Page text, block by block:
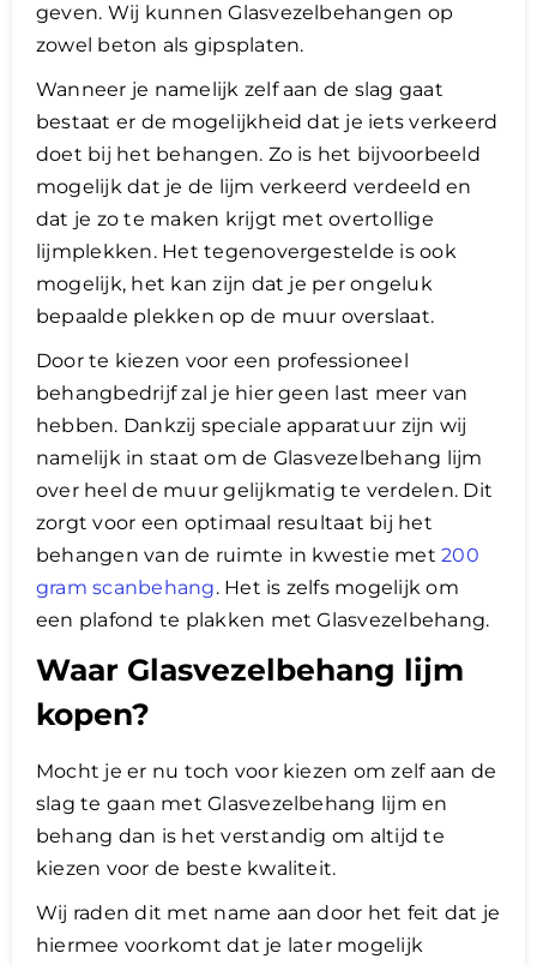
geven. Wij kunnen Glasvezelbehangen op
zowel beton als gipsplaten.
Wanneer je namelijk zelf aan de slag gaat
bestaat er de mogelijkheid dat je iets verkeerd
doet bij het behangen. Zo is het bijvoorbeeld
mogelijk dat je de lijm verkeerd verdeeld en
dat je zo te maken krijgt met overtollige
lijmplekken. Het tegenovergestelde is ook
mogelijk, het kan zijn dat je per ongeluk
bepaalde plekken op de muur overslaat.
Door te kiezen voor een professioneel
behangbedrijf zal je hier geen last meer van
hebben. Dankzij speciale apparatuur zijn wij
namelijk in staat om de Glasvezelbehang lijm
over heel de muur gelijkmatig te verdelen. Dit
zorgt voor een optimaal resultaat bij het
behangen van de ruimte in kwestie met200
gram scanbehang. Het is zelfs mogelijk om
een plafond te plakken met Glasvezelbehang.
Waar Glasvezelbehang lijm
kopen?
Mocht je er nu toch voor kiezen om zelf aan de
slag te gaan met Glasvezelbehang lijm en
behang dan is het verstandig om altijd te
kiezen voor de beste kwaliteit.
Wij raden dit met name aan door het feit dat je
hiermee voorkomt dat je later mogelijk